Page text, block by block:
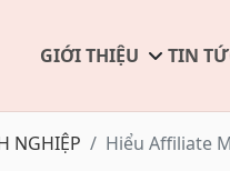
GIỚI THIỆU TIN
NGHIỆP Hiểu Affiliate